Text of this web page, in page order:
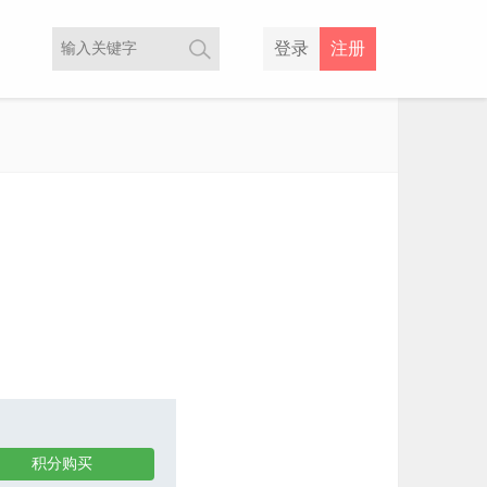
注册
登录
积分购买